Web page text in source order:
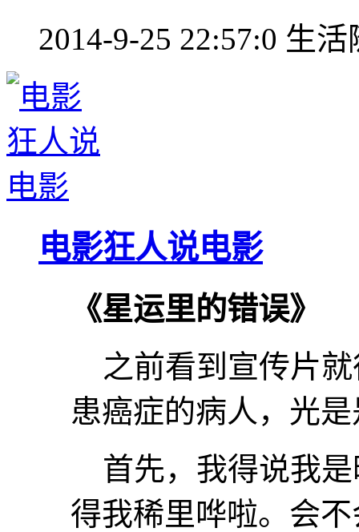
2014-9-25 22:57:0 生活
电影狂人说电影
《星运里的错误》
之前看到宣传片就
患癌症的病人，光
首先，我得说我是
得我稀里哗啦。会